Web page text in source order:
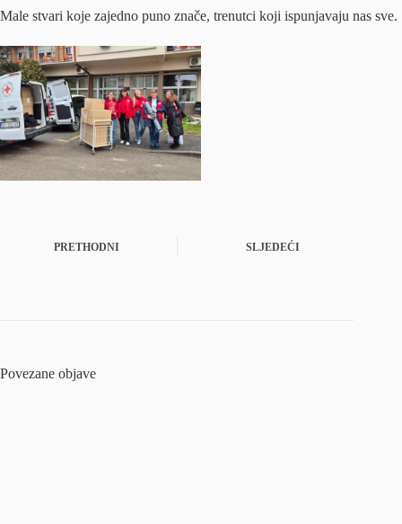
Male stvari koje zajedno puno znače, trenutci koji ispunjavaju nas sve.
PRETHODNI SLJEDEĆI
Povezane objave